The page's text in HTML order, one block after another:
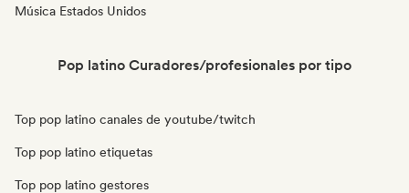
Música Estados Unidos
Pop latino Curadores/profesionales por tipo
Top pop latino canales de youtube/twitch
Top pop latino etiquetas
Top pop latino gestores